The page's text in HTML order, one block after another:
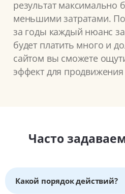
результат максимально
меньшими затратами.
за годы каждый нюанс
будет платить много и
сайтом вы сможете
эффект для продвижения
Часто
Какой порядок действий?